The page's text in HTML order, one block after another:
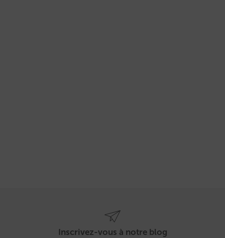
Inscrivez-vous à notre blog